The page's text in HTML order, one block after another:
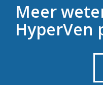
Meer
HyperVen